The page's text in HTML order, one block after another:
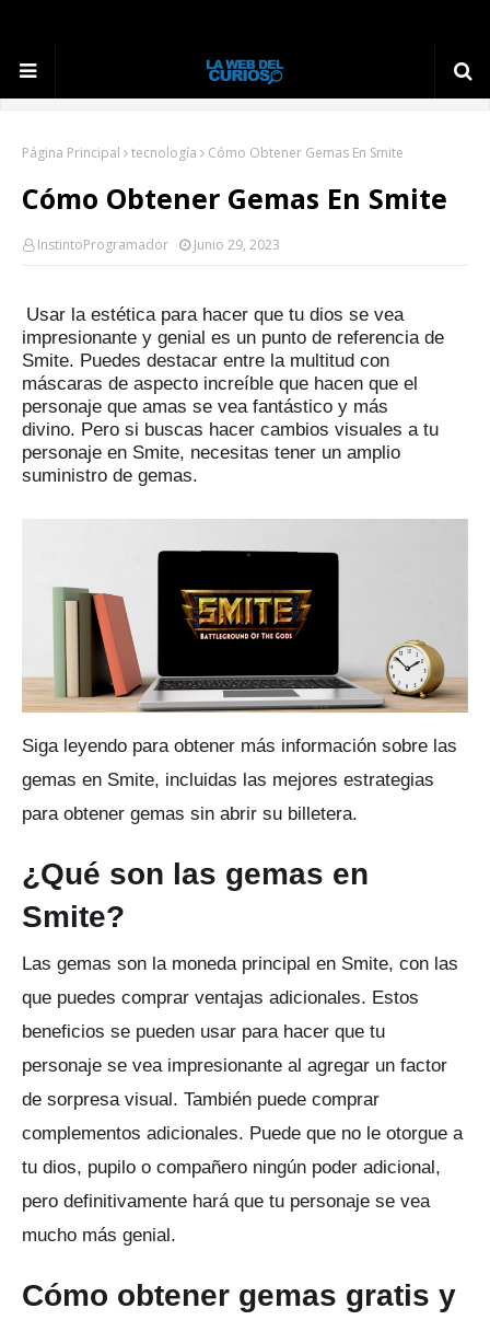
Página Principal tecnología Cómo Obtener Gemas En Smite
Cómo Obtener Gemas En Smite
InstintoProgramador Junio 29, 2023
Usar la estética para hacer que tu dios se vea
impresionante y genial es un punto de referencia de
Smite. Puedes destacar entre la multitud con
máscaras de aspecto increíble que hacen que el
personaje que amas se vea fantástico y más
divino. Pero si buscas hacer cambios visuales a tu
personaje en Smite, necesitas tener un amplio
suministro de gemas.
Siga leyendo para obtener más información sobre las
gemas en Smite, incluidas las mejores estrategias
para obtener gemas sin abrir su billetera.
¿Qué son las gemas en
Smite?
Las gemas son la moneda principal en Smite, con las
que puedes comprar ventajas adicionales. Estos
beneficios se pueden usar para hacer que tu
personaje se vea impresionante al agregar un factor
de sorpresa visual. También puede comprar
complementos adicionales. Puede que no le otorgue a
tu dios, pupilo o compañero ningún poder adicional,
pero definitivamente hará que tu personaje se vea
mucho más genial.
Cómo obtener gemas gratis y